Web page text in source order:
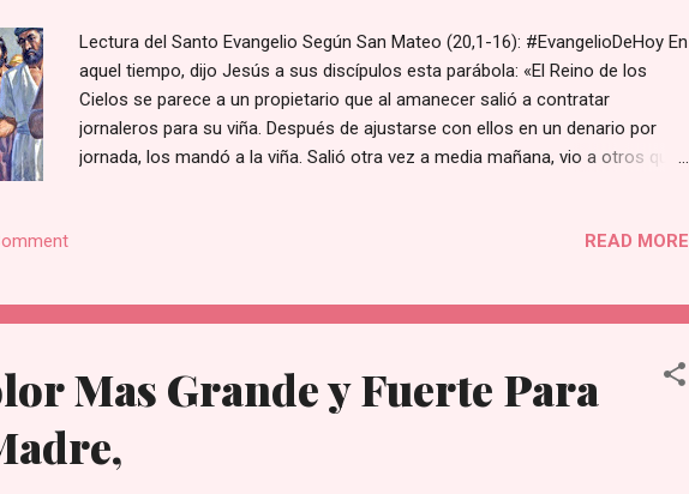
Lectura del Santo Evangelio Según San Mateo (20,1-16): #EvangelioDeHoy En
aquel tiempo, dijo Jesús a sus discípulos esta parábola: «El Reino de los
Cielos se parece a un propietario que al amanecer salió a contratar
jornaleros para su viña. Después de ajustarse con ellos en un denario por
jornada, los mandó a la viña. Salió otra vez a media mañana, vio a otros que
tarde e hizo lo mismo. Salió al caer la tarde y encontró a otros, parados, y
respondieron: "Nadie nos ha contratado." Él les dijo: "Id también vosotros a
mi viña." Cuando oscureció, el dueño de la viña dijo al capataz: "Llama a los
READ MORE
Mas Grande y Fuerte Para